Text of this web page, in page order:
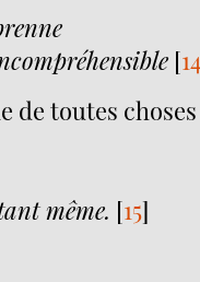
[
de toutes choses
même. [15]